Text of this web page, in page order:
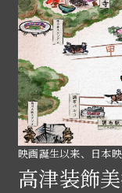
映画誕生以来、日本
高津装飾